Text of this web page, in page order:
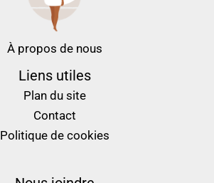
À propos de nous
Liens utiles
Plan du site
Contact
Politique de cookies